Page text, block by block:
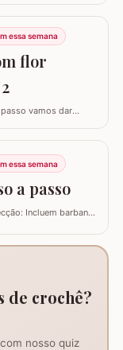
essa semana
flor
vamos dar
COM FLOR
1 PARTE 3 - TAPETE
A PASSO
A PASSO - FLOR
essa semana
a passo
Incluem barbante
baixo no ponto
de crochê?
nosso quiz